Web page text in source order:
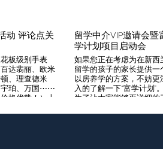
动 评论点关
板级别手表
百达翡丽、欧米
、理查德米
宇珀、万国⋯⋯
格优势！）十
交易，货到付
留学中介VIP邀请会暨
学计划项目启动会
如果您正在考虑为在新西
留学的孩子的家长提供一
以房养学的方案，不妨更
入的了解一下“富学计划”。
为了让大家能够更详细的
月14日举办一次针对留学